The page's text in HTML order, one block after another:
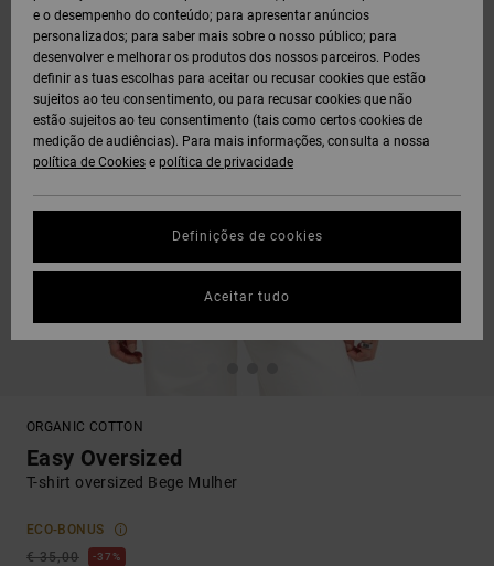
ORGANIC COTTON
Easy Oversized
T-shirt oversized Bege Mulher
ECO-BONUS
€ 35,00
37%
e o desempenho do conteúdo; para apresentar anúncios
personalizados; para saber mais sobre o nosso público; para
desenvolver e melhorar os produtos dos nossos parceiros. Podes
definir as tuas escolhas para aceitar ou recusar cookies que estão
sujeitos ao teu consentimento, ou para recusar cookies que não
estão sujeitos ao teu consentimento (tais como certos cookies de
medição de audiências). Para mais informações, consulta a nossa
política de Cookies e política de privacidade
Definições de cookies
Aceitar tudo